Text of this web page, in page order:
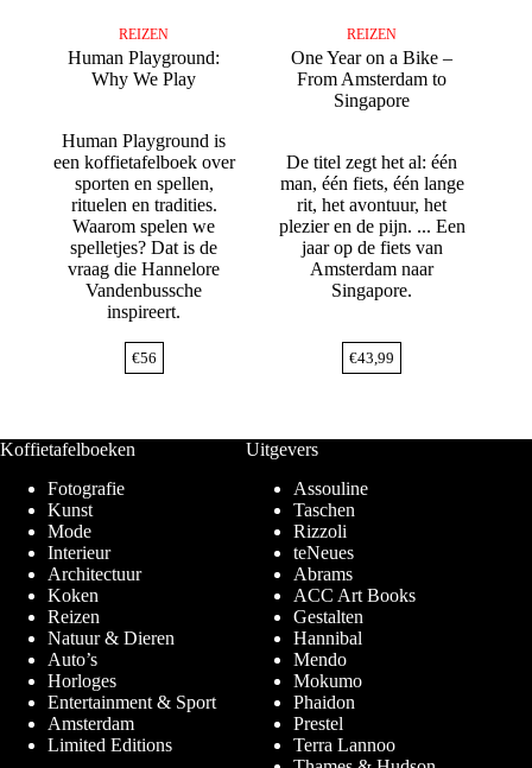
REIZEN
Human Playground:
Why We Play
Human Playground is
een koffietafelboek over
sporten en spellen,
rituelen en tradities.
Waarom spelen we
spelletjes? Dat is de
vraag die Hannelore
Vandenbussche
inspireert.
€56
REIZEN
One Year on a Bike –
From Amsterdam to
Singapore
De titel zegt het al: één
man, één fiets, één lange
rit, het avontuur, het
plezier en de pijn. ... Een
jaar op de fiets van
Amsterdam naar
Singapore.
€43,99
Koffietafelboeken
Fotografie
Kunst
Mode
Interieur
Architectuur
Koken
Reizen
Natuur & Dieren
Auto’s
Horloges
Entertainment & Sport
Amsterdam
Limited Editions
Uitgevers
Assouline
Taschen
Rizzoli
teNeues
Abrams
ACC Art Books
Gestalten
Hannibal
Mendo
Mokumo
Phaidon
Prestel
Terra Lannoo